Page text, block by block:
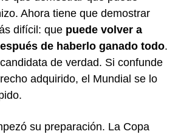
Ahora tiene que demostrar
difícil: que puede volver a
de haberlo ganado todo.
de verdad. Si confunde
adquirido, el Mundial se lo
su preparación. La Copa